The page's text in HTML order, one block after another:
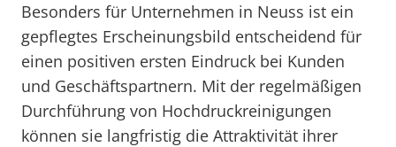
Besonders für Unternehmen in Neuss ist ein
gepflegtes Erscheinungsbild entscheidend für
einen positiven ersten Eindruck bei Kunden
und Geschäftspartnern. Mit der regelmäßigen
Durchführung von Hochdruckreinigungen
können sie langfristig die Attraktivität ihrer